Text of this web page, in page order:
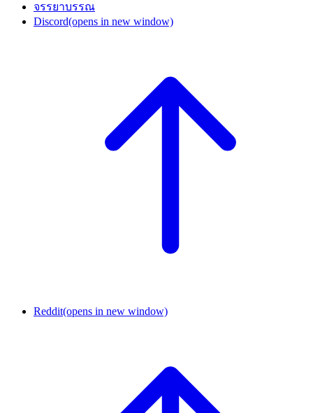
จรรยาบรรณ
Discord(opens in new window)
Reddit(opens in new window)